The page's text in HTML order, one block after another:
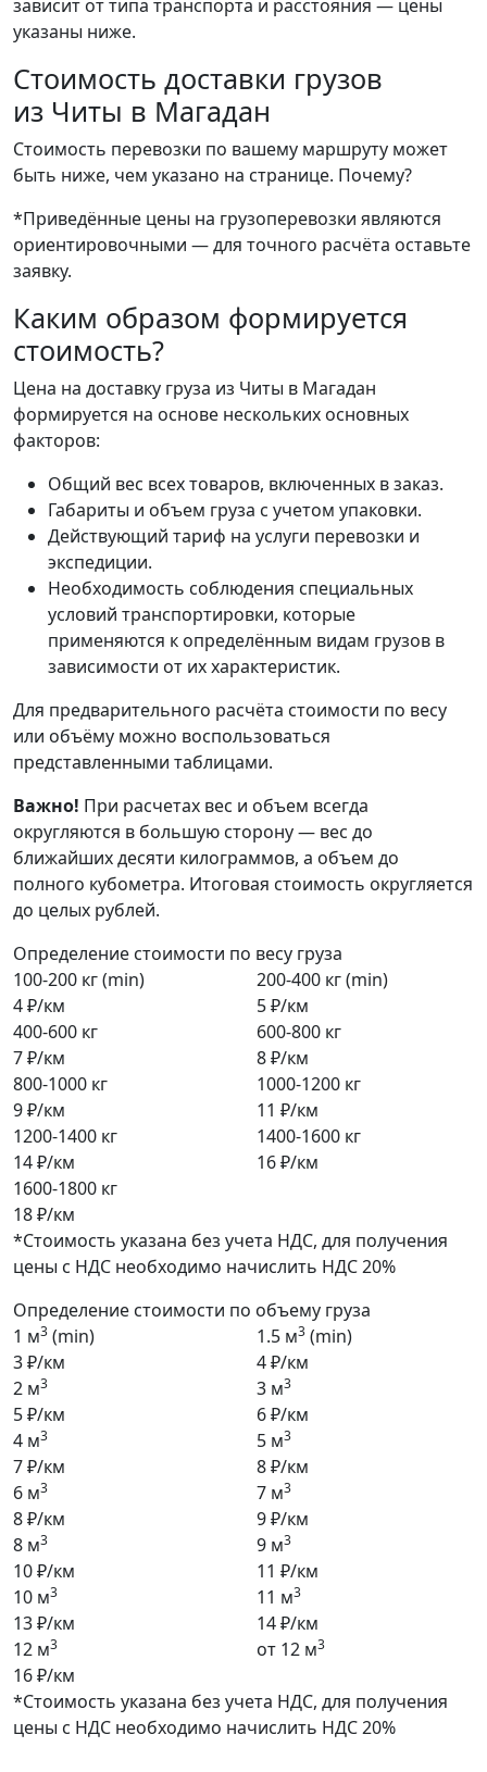
зависит от типа транспорта и расстояния — цены
указаны ниже.
Стоимость доставки грузов
из Читы в Магадан
Стоимость перевозки по вашему маршруту может
быть ниже, чем указано на странице. Почему?
*Приведённые цены на грузоперевозки являются
ориентировочными — для точного расчёта оставьте
заявку.
Каким образом формируется
стоимость?
Цена на доставку груза из Читы в Магадан
формируется на основе нескольких основных
факторов:
Общий вес всех товаров, включенных в заказ.
Габариты и объем груза с учетом упаковки.
Действующий тариф на услуги перевозки и
экспедиции.
Необходимость соблюдения специальных
условий транспортировки, которые
применяются к определённым видам грузов в
зависимости от их характеристик.
Для предварительного расчёта стоимости по весу
или объёму можно воспользоваться
представленными таблицами.
Важно! При расчетах вес и объем всегда
округляются в большую сторону — вес до
ближайших десяти килограммов, а объем до
полного кубометра. Итоговая стоимость округляется
до целых рублей.
Определение стоимости по весу груза
100-200 кг (min)
4 ₽/км
200-400 кг (min)
5 ₽/км
400-600 кг
7 ₽/км
600-800 кг
8 ₽/км
800-1000 кг
9 ₽/км
1000-1200 кг
11 ₽/км
1200-1400 кг
14 ₽/км
1400-1600 кг
16 ₽/км
1600-1800 кг
18 ₽/км
*Стоимость указана без учета НДС, для получения
цены с НДС необходимо начислить НДС 20%
Определение стоимости по объему груза
1 м3 (min)
3 ₽/км
1.5 м3 (min)
4 ₽/км
2 м3
5 ₽/км
3 м3
6 ₽/км
4 м3
7 ₽/км
5 м3
8 ₽/км
6 м3
8 ₽/км
7 м3
9 ₽/км
8 м3
10 ₽/км
9 м3
11 ₽/км
10 м3
13 ₽/км
11 м3
14 ₽/км
12 м3
16 ₽/км
от 12 м3
*Стоимость указана без учета НДС, для получения
цены с НДС необходимо начислить НДС 20%